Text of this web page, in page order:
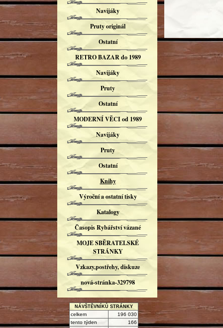
Navijáky
Pruty originál
Ostatní
RETRO BAZAR do 1989
Navijáky
Pruty
Ostatní
MODERNÍ VĚCI od 1989
Navijáky
Pruty
Ostatní
Knihy
Výroční a ostatní tisky
Katalogy
Časopis Rybářství vázané
MOJE SBĚRATELSKÉ
STRÁNKY
Vzkazy,postřehy, diskuze
nová-stránka-329798
NÁVŠTĚVNÍKŮ STRÁNKY
celkem
196 030
tento týden
166